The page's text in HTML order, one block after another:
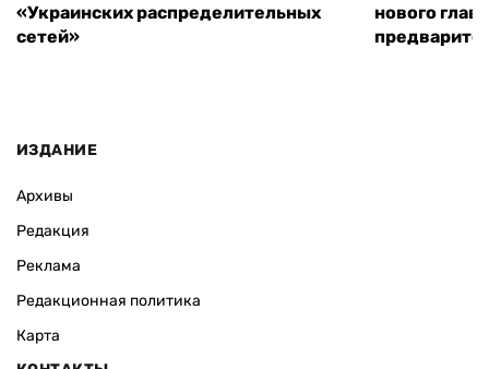
«Украинских распределительных
сетей»
нового
ИЗДАНИЕ
Архивы
Редакция
Реклама
Редакционная политика
Карта